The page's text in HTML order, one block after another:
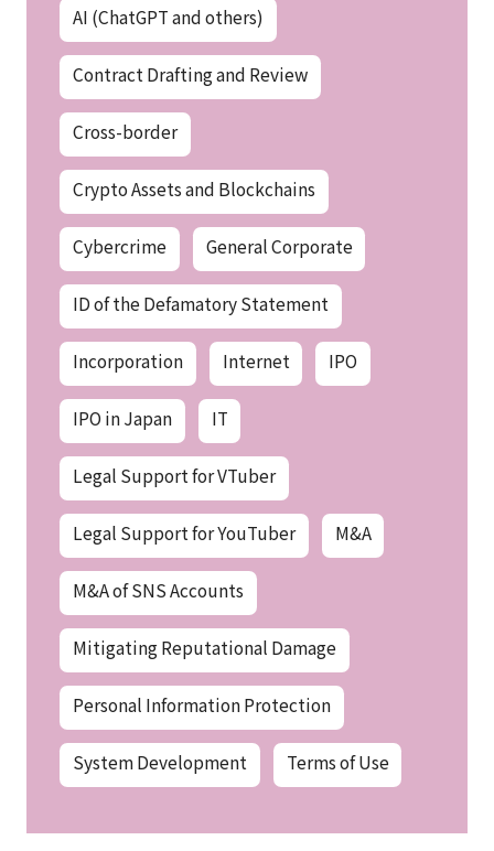
AI (ChatGPT and others)
Contract Drafting and Review
Cross-border
Crypto Assets and Blockchains
Cybercrime General Corporate
ID of the Defamatory Statement
Incorporation Internet IPO
IPO in Japan IT
Legal Support for VTuber
Legal Support for YouTuber M&A
M&A of SNS Accounts
Mitigating Reputational Damage
Personal Information Protection
System Development Terms of Use